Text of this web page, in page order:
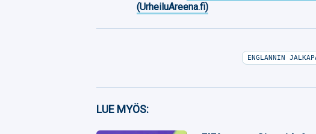
(UrheiluAreena.fi)
Facebook
Twitter
ENGLANNIN
LUE MYÖS: